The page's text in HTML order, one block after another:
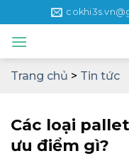
to
content
Trang chủ > Tin tức
Các loại
ưu điểm gì?